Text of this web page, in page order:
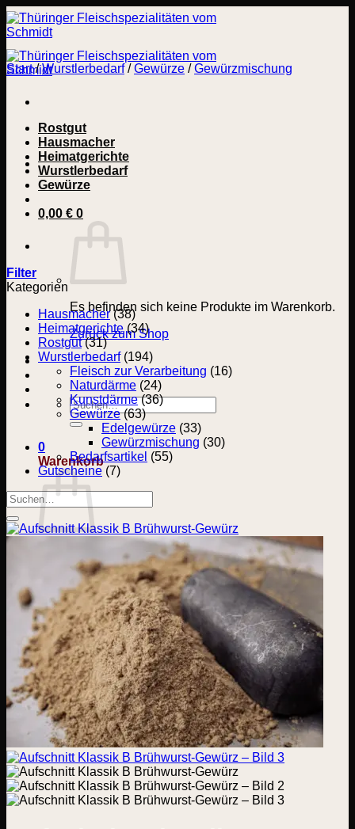
Zum
Inhalt
springen
Rostgut
Hausmacher
Heimatgerichte
Wurstlerbedarf
Gewürze
0,00 € 0
Es befinden sich keine Produkte im Warenkorb.
Zurück zum Shop
Suchen
nach:
0
Warenkorb
Es befinden sich keine Produkte im Warenkorb.
Zurück zum Shop
Start / Wurstlerbedarf / Gewürze / Gewürzmischung
Filter
Kategorien
Hausmacher (38)
Heimatgerichte (34)
Rostgut (31)
Wurstlerbedarf (194)
Fleisch zur Verarbeitung (16)
Naturdärme (24)
Kunstdärme (36)
Gewürze (63)
Edelgewürze (33)
Gewürzmischung (30)
Bedarfsartikel (55)
Gutscheine (7)
Suchen
nach: